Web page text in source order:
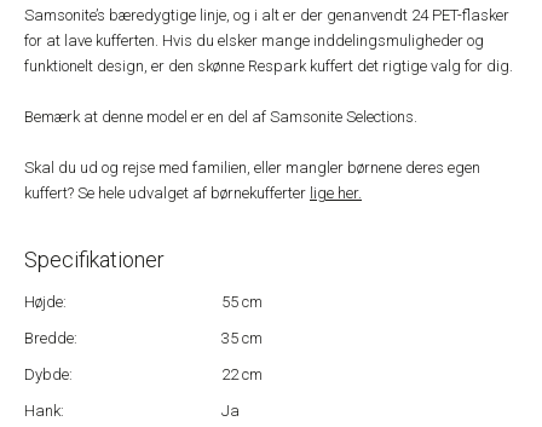
Samsonite’s bæredygtige linje, og i alt er der genanvendt 24 PET-flasker
for at lave kufferten. Hvis du elsker mange inddelingsmuligheder og
funktionelt design, er den skønne Respark kuffert det rigtige valg for dig.
Bemærk at denne model er en del af Samsonite Selections.
Skal du ud og rejse med familien, eller mangler børnene deres egen
kuffert? Se hele udvalget af børnekufferter lige her.
Specifikationer
Højde:
55 cm
Bredde:
35 cm
Dybde:
22 cm
Hank:
Ja